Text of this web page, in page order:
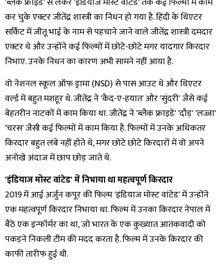
कर चुके एक्टर जीतेंद्र शास्त्री का निधन हो गया है. हिंदी के थिएटर
सर्किट में जीतू भाई के नाम से पहचाने जाने वाले जीतेंद्र शास्त्री दमदार
एक्टर थे और उन्होंने कई फिल्मों में छोटे-छोटे मगर यादगार किरदार
निभाए. उनके निधन का कारण अभी सामने नहीं आया है.
वो नेशनल स्कूल ऑफ ड्रामा (NSD) से पास आउट थे और थिएटर
वर्ल्ड में बहुत मशहूर थे. जीतेंद्र ने 'कैद-ए-हयात' और 'सुंदरी' जैसे कई
बेहतरीन नाटकों में काम किया था. जीतेंद्र ने 'ब्लैक फ्राइडे' 'दौड़' 'लज्जा'
'चरस' जैसी कई फिल्मों में काम किया है. फिल्मों में उनके अधिकतर
किरदार बहुत लंबे नहीं होते थे, मगर छोटे छोटे किरदारों में वो अपने
अनोखे अंदाज में छाप छोड़ जाते थे.
'इंडियाज मोस्ट वांटेड' में निभाया था महत्वपूर्ण किरदार
2019 में आई अर्जुन कपूर की फिल्म 'इंडियाज मोस्ट वांटेड' में उन्होंने
एक महत्वपूर्ण किरदार निभाया था. फिल्म में उनका किरदार नेपाल में
बैठे एक इन्फॉर्मर का था, जो भारत के एक कुख्यात आतंकवादी को
पकड़ने निकली टीम की मदद करता है. फिल्म में उनके किरदार की
काफी तारीफ हुई थी.